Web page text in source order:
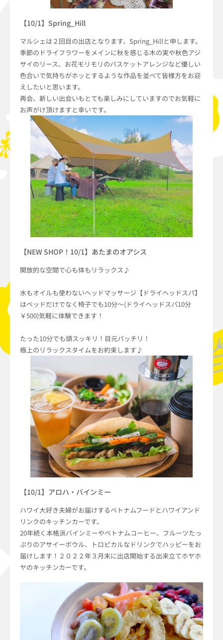
【10/1】Spring_Hill
マルシェは２回目の出店となります、Spring_Hillと申します。
季節のドライフラワーをメインに秋を感じる木の実や秋色アジ
サイのリース、お花モリモリのバスケットアレンジなど優しい
色合いで気持ちがホッとするような作品を並べて皆様方をお迎
えしたいと思います。
再会、新しい出会いもとても楽しみにしていますのでお気軽に
お声がけ頂けますと幸いです。
【NEW SHOP！10/1】あたまのオアシス
開放的な空間で心も体もリラックス♪
水もオイルも使わないヘッドマッサージ【ドライヘッドスパ】
はベッドだけでなく椅子でも10分〜(ドライヘッドスパ10分
￥500)気軽に体験できます！
たった10分でも頭スッキリ！目元パッチリ！
極上のリラックスタイムをお約束します♪
【10/1】アロハ・バインミー
ハワイ大好き夫婦がお届けするベトナムフードとハワイアンド
リンクのキッチンカーです。
20年続く本格派バインミーやベトナムコーヒー、フルーツたっ
ぷりのアサイーボウル、トロピカルなドリンクでハッピーをお
届けします！２０２２年３月末に出店開始する出来立てホヤホ
ヤのキッチンカーです。